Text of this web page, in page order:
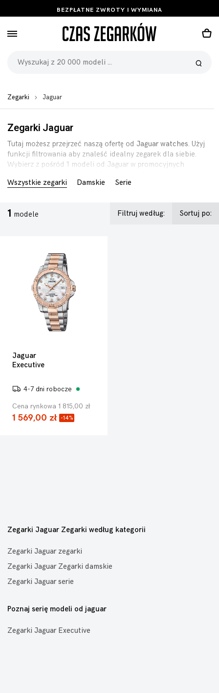
BEZPŁATNE ZWROTY I WYMIANA
Zegarki Jaguar
Zegarki Jaguar
Tutaj możesz przejrzeć naszą ofertę od Jaguar watches. Użyj
funkcji filtrowania aby znaleść idealny zegarek dla siebie.
Wybierz z pośród 1 modeli od Jaguar w promocyjnych
Wszystkie zegarki
Damskie Serie
1 modele Sortuj po:
Filtruj według:
Jaguar
Executive
4-7 dni robocze
Cena rynkowa 1 815,00 zł
1 569,00 zł -14%
Zegarki Jaguar Zegarki według kategorii
Zegarki Jaguar zegarki
Zegarki Jaguar Zegarki damskie
Zegarki Jaguar serie
Poznaj serię modeli od jaguar
Zegarki Jaguar Executive